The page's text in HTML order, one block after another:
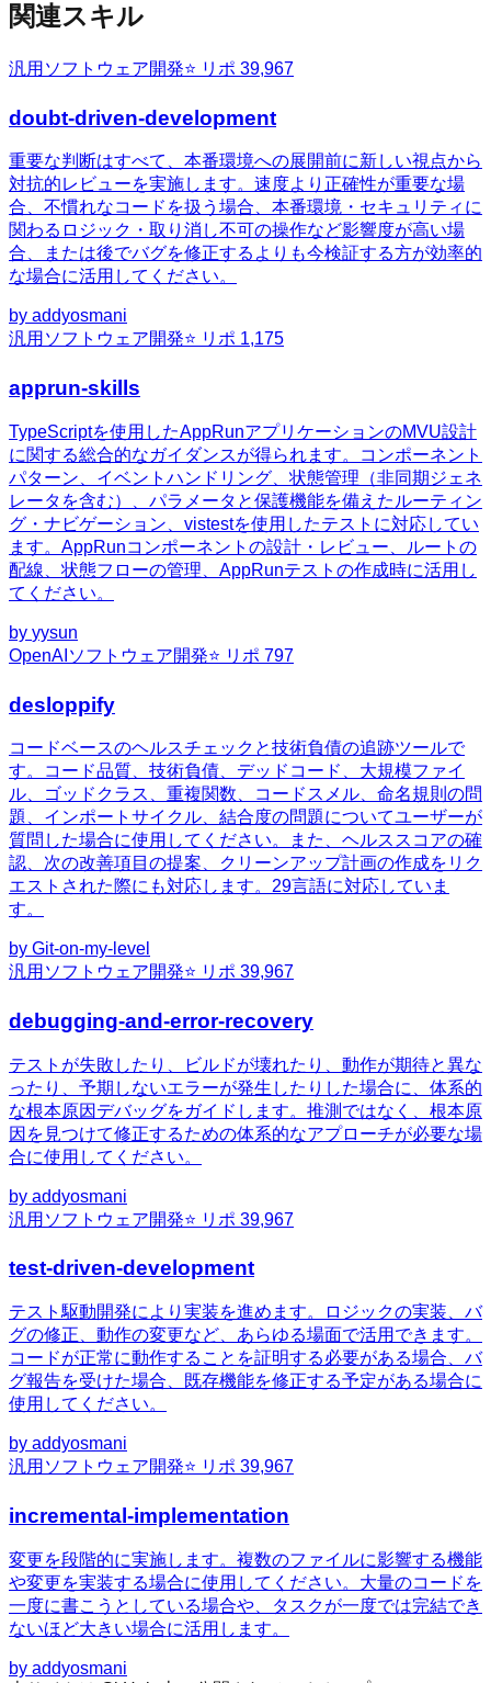
関連スキル
汎用 ソフトウェア開発⭐ リポ 39,967
doubt-driven-development
重要な判断はすべて、本番環境への展開前に新しい視点から
対抗的レビューを実施します。速度より正確性が重要な場
合、不慣れなコードを扱う場合、本番環境・セキュリティに
関わるロジック・取り消し不可の操作など影響度が高い場
合、または後でバグを修正するよりも今検証する方が効率的
な場合に活用してください。
by addyosmani
汎用 ソフトウェア開発⭐ リポ 1,175
apprun-skills
TypeScriptを使用したAppRunアプリケーションのMVU設計
に関する総合的なガイダンスが得られます。コンポーネント
パターン、イベントハンドリング、状態管理（非同期ジェネ
レータを含む）、パラメータと保護機能を備えたルーティン
グ・ナビゲーション、vistestを使用したテストに対応してい
ます。AppRunコンポーネントの設計・レビュー、ルートの
配線、状態フローの管理、AppRunテストの作成時に活用し
てください。
by yysun
OpenAI ソフトウェア開発⭐ リポ 797
desloppify
コードベースのヘルスチェックと技術負債の追跡ツールで
す。コード品質、技術負債、デッドコード、大規模ファイ
ル、ゴッドクラス、重複関数、コードスメル、命名規則の問
題、インポートサイクル、結合度の問題についてユーザーが
質問した場合に使用してください。また、ヘルススコアの確
認、次の改善項目の提案、クリーンアップ計画の作成をリク
エストされた際にも対応します。29言語に対応していま
す。
by Git-on-my-level
汎用 ソフトウェア開発⭐ リポ 39,967
debugging-and-error-recovery
テストが失敗したり、ビルドが壊れたり、動作が期待と異な
ったり、予期しないエラーが発生したりした場合に、体系的
な根本原因デバッグをガイドします。推測ではなく、根本原
因を見つけて修正するための体系的なアプローチが必要な場
合に使用してください。
by addyosmani
汎用 ソフトウェア開発⭐ リポ 39,967
test-driven-development
テスト駆動開発により実装を進めます。ロジックの実装、バ
グの修正、動作の変更など、あらゆる場面で活用できます。
コードが正常に動作することを証明する必要がある場合、バ
グ報告を受けた場合、既存機能を修正する予定がある場合に
使用してください。
by addyosmani
汎用 ソフトウェア開発⭐ リポ 39,967
incremental-implementation
変更を段階的に実施します。複数のファイルに影響する機能
や変更を実装する場合に使用してください。大量のコードを
一度に書こうとしている場合や、タスクが一度では完結でき
ないほど大きい場合に活用します。
by addyosmani